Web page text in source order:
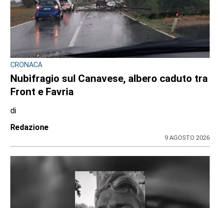
CONSIGLIO REGIONALE
A Palazzo Lascaris la mostra “Romano
Gazzera. Nel regno dei fiori giganti”
di
Redazione CRP
ULTIME NOTIZIE